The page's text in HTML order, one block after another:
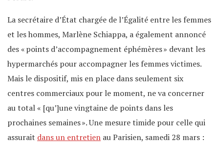
La secrétaire d’État chargée de l’Égalité entre les femmes
et les hommes, Marlène Schiappa, a également annoncé
des « points d’accompagnement éphémères » devant les
hypermarchés pour accompagner les femmes victimes.
Mais le dispositif, mis en place dans seulement six
centres commerciaux pour le moment, ne va concerner
au total « [qu’]une vingtaine de points dans les
prochaines semaines ». Une mesure timide pour celle qui
assurait dans un entretien au Parisien, samedi 28 mars :